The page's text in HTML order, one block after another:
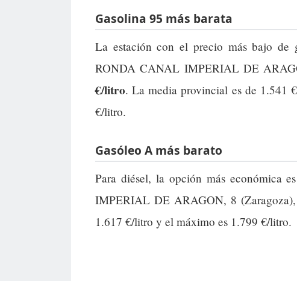
Gasolina 95 más barata
La estación con el precio más bajo de
RONDA CANAL IMPERIAL DE
€/litro. La media provincial es de 1.541
€/litro.
Gasóleo A más barato
Para diésel, la opción más económica
IMPERIAL DE ARAGON, 8
1.617 €/litro y el máximo es 1.799 €/litro.